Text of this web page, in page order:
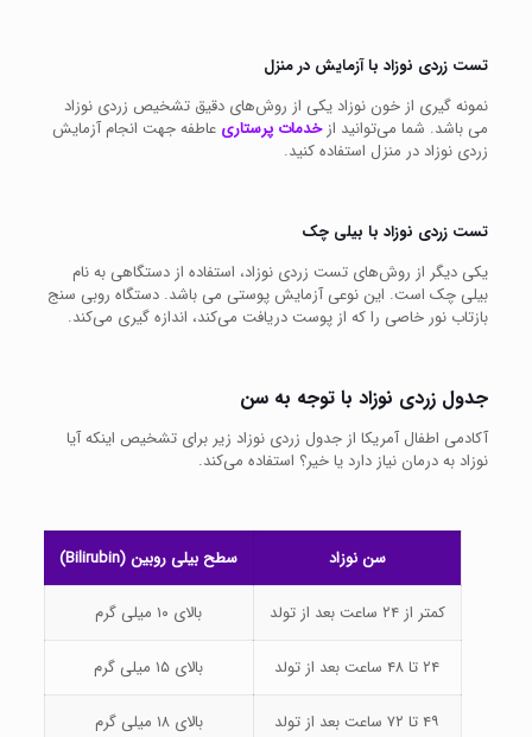
تست زردی نوزاد با آزمایش در منزل
نمونه گیری از خون نوزاد یکی از روش‌های دقیق تشخیص زردی نوزاد
می باشد. شما می‌توانید ازخدمات پرستاری عاطفه جهت انجام آزمایش
زردی نوزاد در منزل استفاده کنید.
تست زردی نوزاد با بیلی چک
یکی دیگر از روش‌های تست زردی نوزاد، استفاده از دستگاهی به نام
بیلی چک است. این نوعی آزمایش پوستی می باشد. دستگاه روبی سنج
بازتاب نور خاصی را که از پوست دریافت می‌کند، اندازه گیری می‌کند.
جدول زردی نوزاد با توجه به سن
آکادمی اطفال آمریکا از جدول زردی نوزاد زیر برای تشخیص اینکه آیا
نوزاد به درمان نیاز دارد یا خیر؟ استفاده می‌کند.
سن نوزاد سطح بیلی روبین (Bilirubin)
کمتر از ۲۴ ساعت بعد از تولد بالای ۱۰ میلی گرم
۲۴ تا ۴۸ ساعت بعد از تولد بالای ۱۵ میلی گرم
۴۹ تا ۷۲ ساعت بعد از تولد بالای ۱۸ میلی گرم